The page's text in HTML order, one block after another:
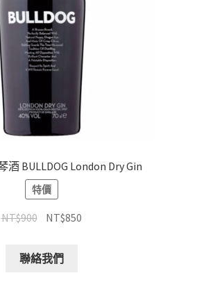
酒 BULLDOG London Dry Gin
特價
NT$900 NT$850
聯絡我們